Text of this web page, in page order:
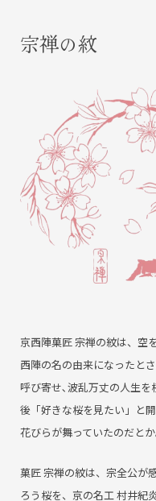
宗禅の紋
京西陣菓匠 宗禅の紋は、空
西陣の名の由来になったと
呼び寄せ､波乱万丈の人生を
後「好きな桜を見たい」と
花びらが舞っていたのだとか
菓匠 宗禅の紋は、宗全公が
ろう桜を、京の名工 村井紀